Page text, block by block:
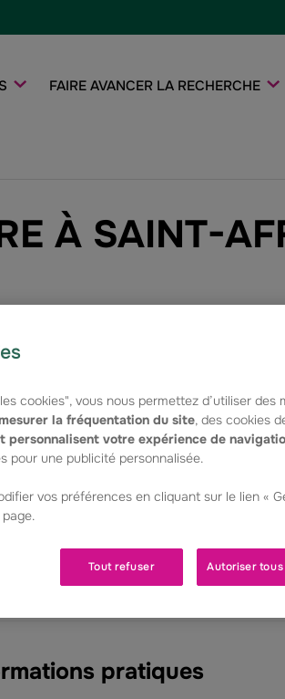
FAIRE AVANCER LA RECHERCHE
À SAINT-
22 juillet à 21h à la Salle Richard
l'Association Huntington France.
pratiques
cookies", vous nous permettez d’utiliser des
la fréquentation du site, des cookies
personnalisent votre expérience de
pour une publicité personnalisée.
vos préférences en cliquant sur le lien «
Tout refuser Autoriser